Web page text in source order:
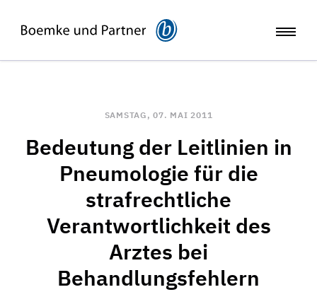
SAMSTAG, 07. MAI 2011
Bedeutung der Leitlinien in
Pneumologie für die
strafrechtliche
Verantwortlichkeit des
Arztes bei
Behandlungsfehlern